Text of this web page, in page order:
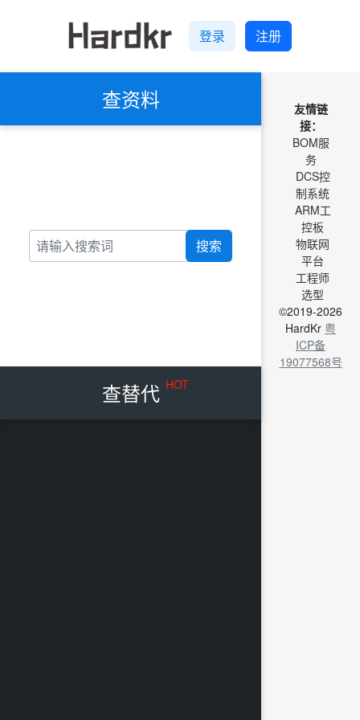
登录 注册
查资料
搜索
查替代 HOT
友情链
接：
BOM服
务
DCS控
制系统
ARM工
控板
物联网
平台
工程师
选型
©2019-2026
HardKr 粤
ICP备
19077568号